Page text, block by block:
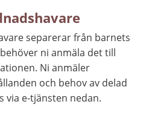
separerar från barnets
ni anmäla det till
Ni anmäler
och behov av delad
via e-tjänsten nedan.